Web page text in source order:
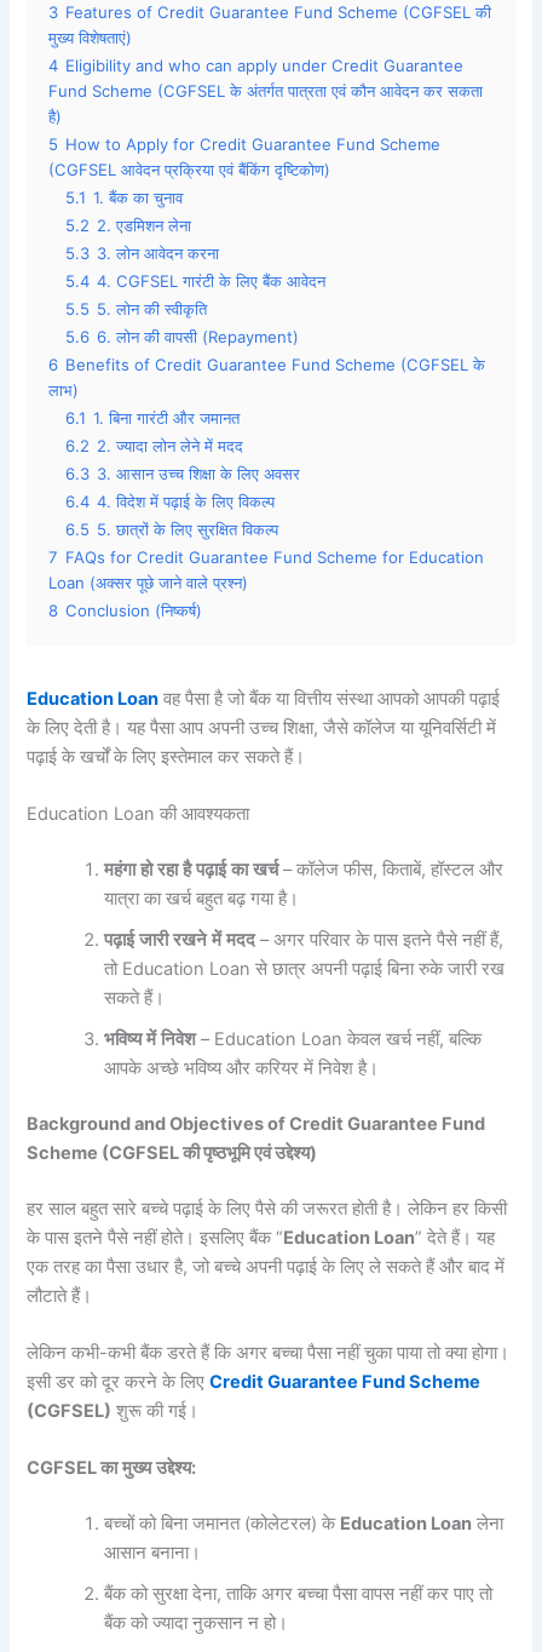
3 Features of Credit Guarantee Fund Scheme (CGFSEL की
मुख्य विशेषताएं)
4 Eligibility and who can apply under Credit Guarantee
Fund Scheme (CGFSEL के अंतर्गत पात्रता एवं कौन आवेदन कर सकता
है)
5 How to Apply for Credit Guarantee Fund Scheme
(CGFSEL आवेदन प्रक्रिया एवं बैंकिंग दृष्टिकोण)
5.1 1. बैंक का चुनाव
5.2 2. एडमिशन लेना
5.3 3. लोन आवेदन करना
5.4 4. CGFSEL गारंटी के लिए बैंक आवेदन
5.5 5. लोन की स्वीकृति
5.6 6. लोन की वापसी (Repayment)
6 Benefits of Credit Guarantee Fund Scheme (CGFSEL के
लाभ)
6.1 1. बिना गारंटी और जमानत
6.2 2. ज्यादा लोन लेने में मदद
6.3 3. आसान उच्च शिक्षा के लिए अवसर
6.4 4. विदेश में पढ़ाई के लिए विकल्प
6.5 5. छात्रों के लिए सुरक्षित विकल्प
7 FAQs for Credit Guarantee Fund Scheme for Education
Loan (अक्सर पूछे जाने वाले प्रश्न)
8 Conclusion (निष्कर्ष)
Education Loan वह पैसा है जो बैंक या वित्तीय संस्था आपको आपकी पढ़ाई
के लिए देती है। यह पैसा आप अपनी उच्च शिक्षा, जैसे कॉलेज या यूनिवर्सिटी में
पढ़ाई के खर्चों के लिए इस्तेमाल कर सकते हैं।
Education Loan की आवश्यकता
महंगा हो रहा है पढ़ाई का खर्च– कॉलेज फीस, किताबें, हॉस्टल और
यात्रा का खर्च बहुत बढ़ गया है।
पढ़ाई जारी रखने में मदद– अगर परिवार के पास इतने पैसे नहीं हैं,
तो Education Loan से छात्र अपनी पढ़ाई बिना रुके जारी रख
सकते हैं।
भविष्य में निवेश– Education Loan केवल खर्च नहीं, बल्कि
आपके अच्छे भविष्य और करियर में निवेश है।
Background and Objectives of Credit Guarantee Fund
Scheme (CGFSEL की पृष्ठभूमि एवं उद्देश्य)
हर साल बहुत सारे बच्चे पढ़ाई के लिए पैसे की जरूरत होती है। लेकिन हर किसी
के पास इतने पैसे नहीं होते। इसलिए बैंक “Education Loan” देते हैं। यह
एक तरह का पैसा उधार है, जो बच्चे अपनी पढ़ाई के लिए ले सकते हैं और बाद में
लौटाते हैं।
लेकिन कभी-कभी बैंक डरते हैं कि अगर बच्चा पैसा नहीं चुका पाया तो क्या होगा।
इसी डर को दूर करने के लिएCredit Guarantee Fund Scheme
(CGFSEL) शुरू की गई।
CGFSELका मुख्य उद्देश्य:
बच्चों को बिना जमानत (कोलेटरल) के Education Loan लेना
आसान बनाना।
बैंक को सुरक्षा देना, ताकि अगर बच्चा पैसा वापस नहीं कर पाए तो
बैंक को ज्यादा नुकसान न हो।